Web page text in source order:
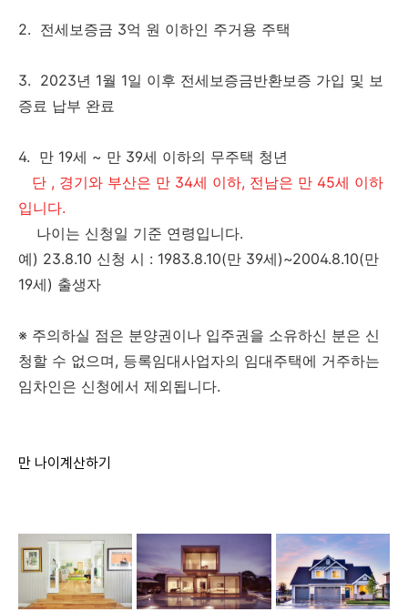
2. 전세보증금 3억 원 이하인 주거용 주택
3. 2023년 1월 1일 이후 전세보증금반환보증 가입 및 보
증료 납부 완료
4. 만 19세 ~ 만 39세 이하의 무주택 청년
단 , 경기와 부산은 만 34세 이하, 전남은 만 45세 이하
입니다.
나이는 신청일 기준 연령입니다.
예) 23.8.10 신청 시 : 1983.8.10(만 39세)~2004.8.10(만
19세) 출생자
※ 주의하실 점은 분양권이나 입주권을 소유하신 분은 신
청할 수 없으며, 등록임대사업자의 임대주택에 거주하는
임차인은 신청에서 제외됩니다.
만 나이계산하기